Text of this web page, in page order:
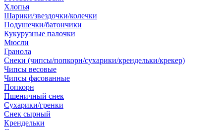
Хлопья
Шарики/звездочки/колечки
Подушечки/батончики
Кукурузные палочки
Мюсли
Гранола
Снеки (чипсы/попкорн/сухарики/крендельки/крекер)
Чипсы весовые
Чипсы фасованные
Попкорн
Пшеничный снек
Сухарики/гренки
Снек сырный
Крендельки